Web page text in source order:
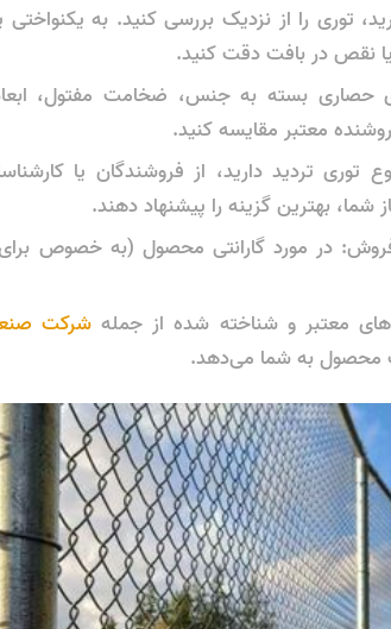
توری را از نزدیک بررسی کنید. به یکنواختی
حصاری بسته به جنس، ضخامت مفتول،
معتبر مقایسه کنید.
توری تردید دارید، از فروشندگان یا
شما، بهترین گزینه را پیشنهاد دهند.
معتبر و شناخته شده از جملهشرکت
محصول به شما می‌دهد.